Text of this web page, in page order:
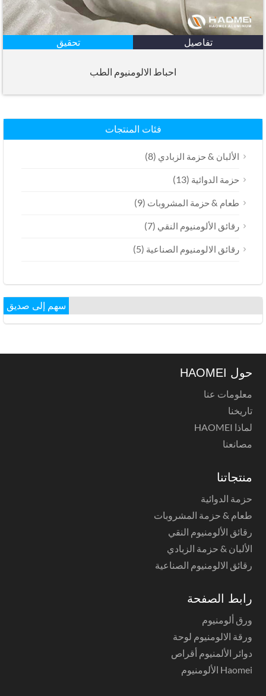
تفاصيل تحقيق
احباط الالومنيوم الطب
فئات المنتجات
الألبان & حزمة الزبادي(8)
حزمة الدوائية(13)
طعام & حزمة المشروبات(9)
رقائق الألومنيوم النقي(7)
رقائق الالومنيوم الصناعية(5)
سهم إلى صديق
حول HAOMEI
معلومات عنا
تاريخنا
لماذا HAOMEI
مصانعنا
منتجاتنا
حزمة الدوائية
طعام & حزمة المشروبات
رقائق الألومنيوم النقي
الألبان & حزمة الزبادي
رقائق الالومنيوم الصناعية
رابط الصفحة
ورق ألومنيوم
ورقة الالومنيوم لوحة
دوائر الألمنيوم أقراص
Haomei الألومنيوم